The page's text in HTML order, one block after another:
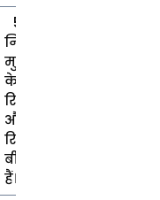
5. एंडोगैमी
नियम-
मुसलमानों
के बीच, शादी
रिश्तेदारो
और
रिश्तेदारों के
बीच हो जाती
हैं।